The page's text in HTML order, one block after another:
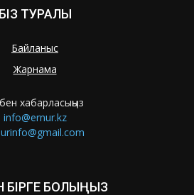
БІЗ ТУРАЛЫ
Байланыс
Жарнама
хабарласыңыз
info@ernur.kz
БІРГЕ БОЛЫҢЫЗ